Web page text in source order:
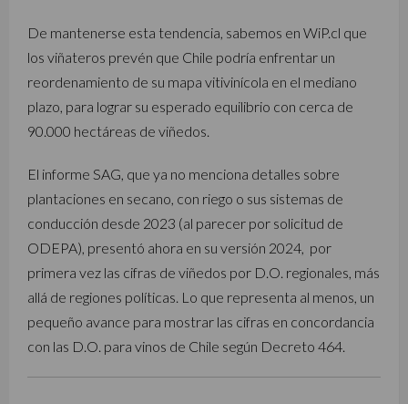
De mantenerse esta tendencia, sabemos en WiP.cl que
los viñateros prevén que Chile podría enfrentar un
reordenamiento de su mapa vitivinícola en el mediano
plazo, para lograr su esperado equilibrio con cerca de
90.000 hectáreas de viñedos.
El informe SAG, que ya no menciona detalles sobre
plantaciones en secano, con riego o sus sistemas de
conducción desde 2023 (al parecer por solicitud de
ODEPA), presentó ahora en su versión 2024, por
primera vez las cifras de viñedos por D.O. regionales, más
allá de regiones políticas. Lo que representa al menos, un
pequeño avance para mostrar las cifras en concordancia
con las D.O. para vinos de Chile según Decreto 464.